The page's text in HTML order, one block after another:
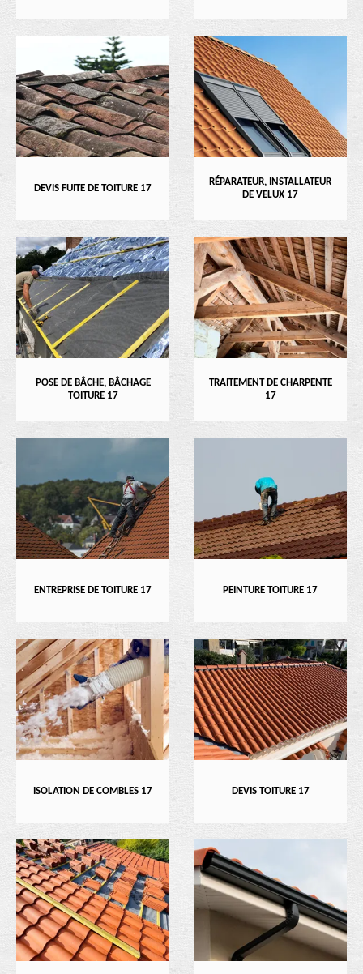
DEVIS FUITE DE TOITURE 17
RÉPARATEUR, INSTALLATEUR
DE VELUX 17
POSE DE BÂCHE, BÂCHAGE
TOITURE 17
TRAITEMENT DE CHARPENTE
17
ENTREPRISE DE TOITURE 17 PEINTURE TOITURE 17
ISOLATION DE COMBLES 17 DEVIS TOITURE 17